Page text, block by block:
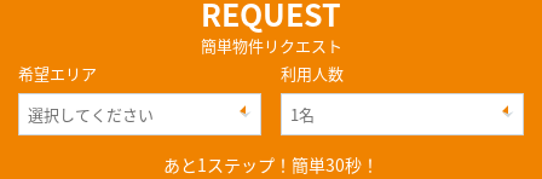
REQUEST
簡単物件リクエスト
希望エリア
利用人数
あと1ステップ！簡単30秒！